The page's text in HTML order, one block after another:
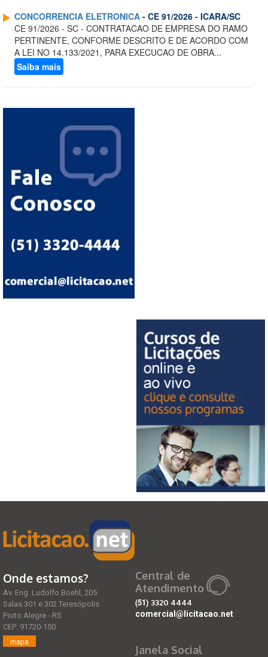
CONCORRENCIA ELETRONICA - CE 91/2026 - ICARA/SC
CE 91/2026 - SC - CONTRATACAO DE EMPRESA DO RAMO
PERTINENTE, CONFORME DESCRITO E DE ACORDO COM
A LEI NO 14.133/2021, PARA EXECUCAO DE OBRA...
Saiba mais
Onde estamos?
Av. Eng. Ludolfo Boehl, 205
Salas 301 e 302 Teresópolis
Porto Alegre - RS
CEP: 91720-150
mapa
Central de
Atendimento
(51) 3320 4444
comercial@licitacao.net
Janela Social